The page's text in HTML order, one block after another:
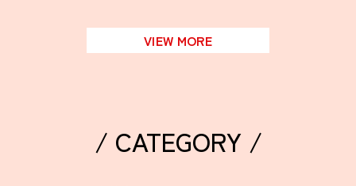
VIEW MORE
/ CATEGORY /